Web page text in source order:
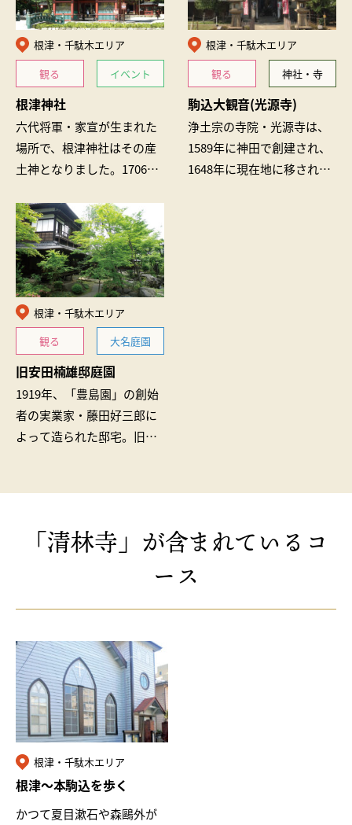
根津・千駄木エリア
観る
イベント
根津神社
六代将軍・家宣が生まれた
場所で、根津神社はその産
土神となりました。1706年
て、この地に社殿が造営さ
れました。見事な権現造り
の本殿、拝殿、…
根津・千駄木エリア
観る
神社・寺
駒込大観音(光源寺)
浄土宗の寺院・光源寺は、
1589年に神田で創建され、
1648年に現在地に移されま
根津・千駄木エリア
観る
大名庭園
旧安田楠雄邸庭園
1919年、「豊島園」の創始
者の実業家・藤田好三郎に
よって造られた邸宅。旧安
「清林寺」が含まれているコ
ース
根津・千駄木エリア
根津〜本駒込を歩く
かつて夏目漱石や森鷗外が